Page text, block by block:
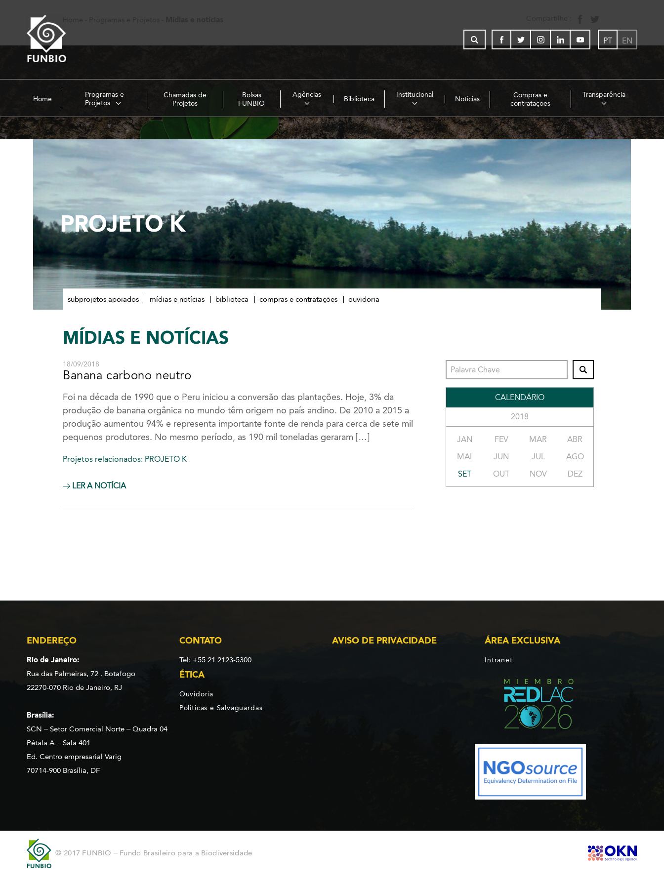
PT EN
Home
Programas e
Projetos
Chamadas de
Projetos
Bolsas
FUNBIO
Agências
Biblioteca
Institucional
Notícias
Compras e
contratações
Transparência
PROJETO K
subprojetos apoiados mídias e notícias biblioteca compras e contratações ouvidoria
MÍDIAS E NOTÍCIAS
18/09/2018
Banana carbono neutro
Foi na década de 1990 que o Peru iniciou a conversão das plantações. Hoje, 3% da
produção de banana orgânica no mundo têm origem no país andino. De 2010 a 2015 a
produção aumentou 94% e representa importante fonte de renda para cerca de sete mil
pequenos produtores. No mesmo período, as 190 mil toneladas geraram […]
Projetos relacionados: PROJETO K
LER A NOTÍCIA
CALENDÁRIO
2018
JAN FEV MAR
ABR
MAI
JUN JUL
AGO
SET
OUT NOV DEZ
ENDEREÇO
Rio de Janeiro:
Rua das Palmeiras, 72 . Botafogo
22270-070 Rio de Janeiro, RJ
Brasília:
SCN – Setor Comercial Norte – Quadra 04
Pétala A – Sala 401
Ed. Centro empresarial Varig
70714-900 Brasília, DF
CONTATO
Tel: +55 21 2123-5300
AVISO DE PRIVACIDADE ÁREA EXCLUSIVA
Intranet
ÉTICA
Ouvidoria
Políticas e Salvaguardas
© 2017 FUNBIO – Fundo Brasileiro para a Biodiversidade